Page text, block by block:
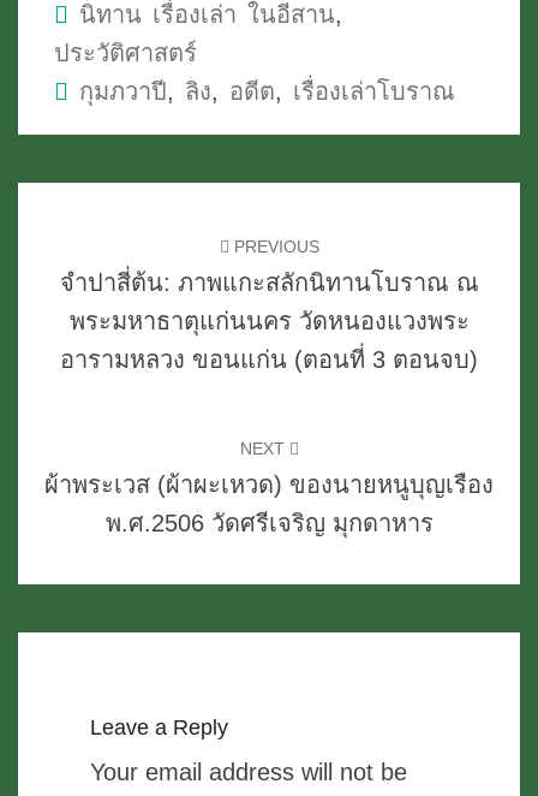
นิทาน เรื่องเล่า ในอีสาน,
ประวัติศาสตร์
กุมภวาปี, ลิง, อดีต, เรื่องเล่าโบราณ
PREVIOUS
จำปาสี่ต้น: ภาพแกะสลักนิทานโบราณ ณ
พระมหาธาตุแก่นนคร วัดหนองแวงพระ
อารามหลวง ขอนแก่น (ตอนที่ 3 ตอนจบ)
NEXT
ผ้าพระเวส (ผ้าผะเหวด) ของนายหนูบุญเรือง
พ.ศ.2506 วัดศรีเจริญ มุกดาหาร
Leave a Reply
Your email address will not be